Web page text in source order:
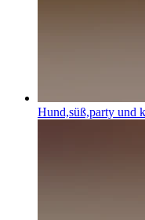
Hund,süß,party und